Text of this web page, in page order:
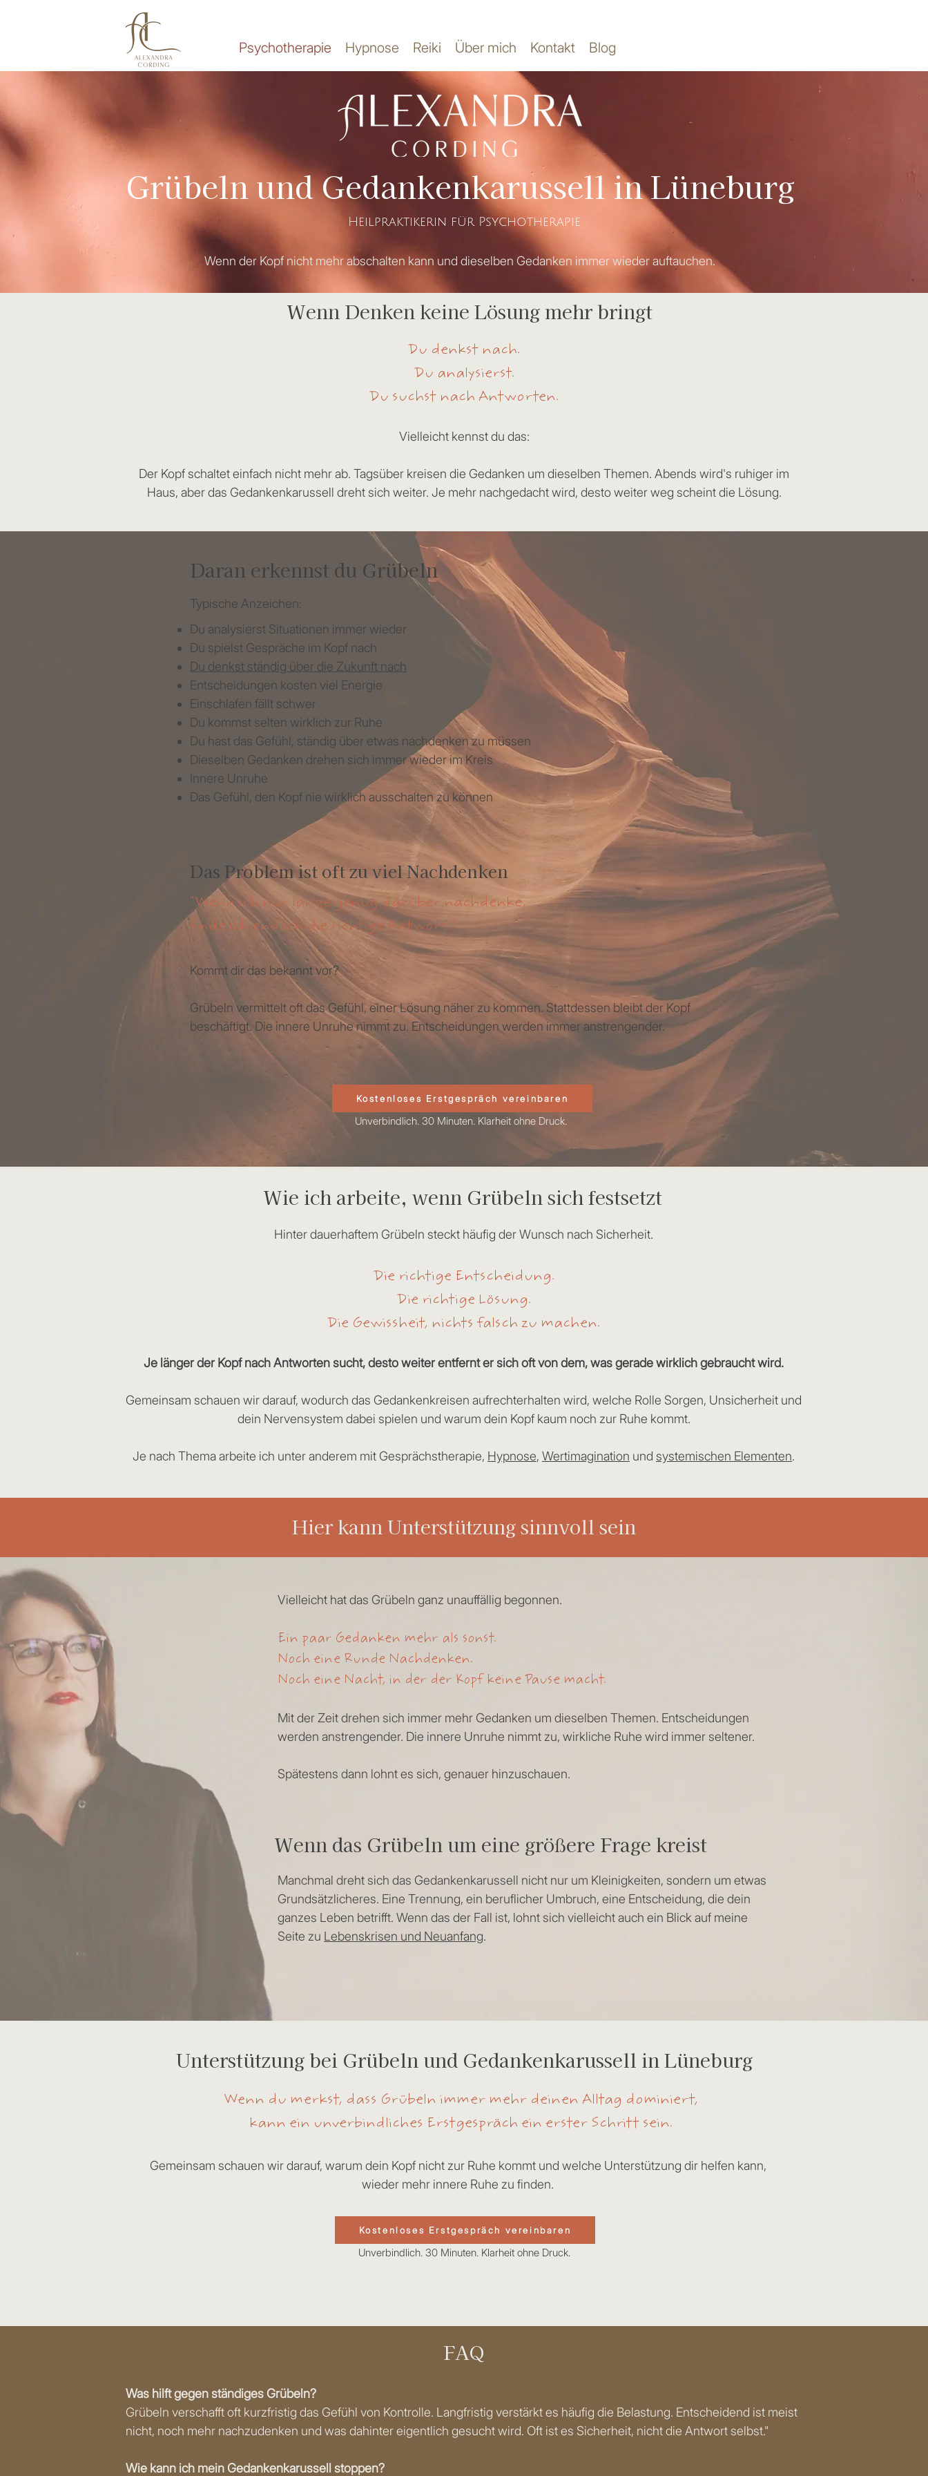
Psychotherapie Hypnose Reiki Über mich Kontakt Blog
Grübeln und Gedankenkarussell in Lüneburg
Heilpraktikerin für Psychotherapie
Wenn der Kopf nicht mehr abschalten kann und dieselben Gedanken immer wieder auftauchen.
Wenn Denken keine Lösung mehr bringt
Du denkst nach.
Du analysierst.
Du suchst nach Antworten.
Vielleicht kennst du das:
Der Kopf schaltet einfach nicht mehr ab. Tagsüber kreisen die Gedanken um dieselben Themen. Abends wird's ruhiger im
Haus, aber das Gedankenkarussell dreht sich weiter. Je mehr nachgedacht wird, desto weiter weg scheint die Lösung.
Daran erkennst du Grübeln
Typische Anzeichen:
Du analysierst Situationen immer wieder
Du spielst Gespräche im Kopf nach
Du denkst ständig über die Zukunft nach
Entscheidungen kosten viel Energie
Einschlafen fällt schwer
Du kommst selten wirklich zur Ruhe
Du hast das Gefühl, ständig über etwas nachdenken zu müssen
Dieselben Gedanken drehen sich immer wieder im Kreis
Innere Unruhe
Das Gefühl, den Kopf nie wirklich ausschalten zu können
Das Problem ist oft zu viel Nachdenken
"Wenn ich nur lange genug darüber nachdenke,
finde ich endlich die richtige Antwort."
Kommt dir das bekannt vor?
Grübeln vermittelt oft das Gefühl, einer Lösung näher zu kommen. Stattdessen bleibt der Kopf
beschäftigt. Die innere Unruhe nimmt zu. Entscheidungen werden immer anstrengender.
Kostenloses Erstgespräch vereinbaren
Unverbindlich. 30 Minuten. Klarheit ohne Druck.
Wie ich arbeite, wenn Grübeln sich festsetzt
Hinter dauerhaftem Grübeln steckt häufig der Wunsch nach Sicherheit.
Die richtige Entscheidung.
Die richtige Lösung.
Die Gewissheit, nichts falsch zu machen.
Je länger der Kopf nach Antworten sucht, desto weiter entfernt er sich oft von dem, was gerade wirklich gebraucht wird.
Gemeinsam schauen wir darauf, wodurch das Gedankenkreisen aufrechterhalten wird, welche Rolle Sorgen, Unsicherheit und
dein Nervensystem dabei spielen und warum dein Kopf kaum noch zur Ruhe kommt.
Je nach Thema arbeite ich unter anderem mit Gesprächstherapie, Hypnose, Wertimagination und systemischen Elementen.
Hier kann Unterstützung sinnvoll sein
Vielleicht hat das Grübeln ganz unauffällig begonnen.
Ein paar Gedanken mehr als sonst.
Noch eine Runde Nachdenken.
Noch eine Nacht, in der der Kopf keine Pause macht.
Mit der Zeit drehen sich immer mehr Gedanken um dieselben Themen. Entscheidungen
werden anstrengender. Die innere Unruhe nimmt zu, wirkliche Ruhe wird immer seltener.
Spätestens dann lohnt es sich, genauer hinzuschauen.
Manchmal dreht sich das Gedankenkarussell nicht nur um Kleinigkeiten, sondern um etwas
Grundsätzlicheres. Eine Trennung, ein beruflicher Umbruch, eine Entscheidung, die dein
ganzes Leben betrifft. Wenn das der Fall ist, lohnt sich vielleicht auch ein Blick auf meine
Seite zu Lebenskrisen und Neuanfang.
Wenn das Grübeln um eine größere Frage kreist
Unterstützung bei Grübeln und Gedankenkarussell in Lüneburg
Kostenloses Erstgespräch vereinbaren
Unverbindlich. 30 Minuten. Klarheit ohne Druck.
FAQ
Was hilft gegen ständiges Grübeln?
Grübeln verschafft oft kurzfristig das Gefühl von Kontrolle. Langfristig verstärkt es häufig die Belastung. Entscheidend ist meist
nicht, noch mehr nachzudenken und was dahinter eigentlich gesucht wird. Oft ist es Sicherheit, nicht die Antwort selbst."
Wie kann ich mein Gedankenkarussell stoppen?
Wenn du merkst, dass Grübeln immer mehr deinen Alltag dominiert,
kann ein unverbindliches Erstgespräch ein erster Schritt sein.
Gemeinsam schauen wir darauf, warum dein Kopf nicht zur Ruhe kommt und welche Unterstützung dir helfen kann,
wieder mehr innere Ruhe zu finden.